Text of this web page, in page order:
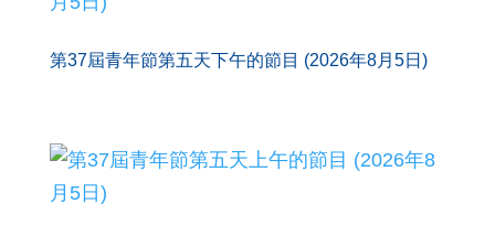
第37屆青年節第五天下午的節目 (2026年8月5日)